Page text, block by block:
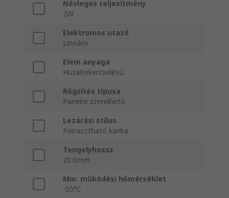
Névleges teljesítmény
2W
Elektromos utazó
Lineáris
Elem anyaga
Huzaltekercselésű
Rögzítés típusa
Panelre szerelhető
Lezárási stílus
Forrasztható karika
Tengelyhossz
20.6mm
Min. működési hőmérséklet
-55°C